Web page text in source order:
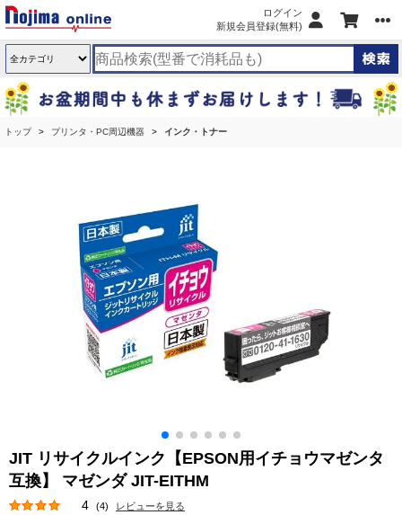
ログイン
新規会員登録(無料)
トップ プリンタ・PC周辺機器 インク・トナー
JIT リサイクルインク【EPSON用イチョウマゼンタ
互換】 マゼンダ JIT-EITHM
4 (4) レビューを見る